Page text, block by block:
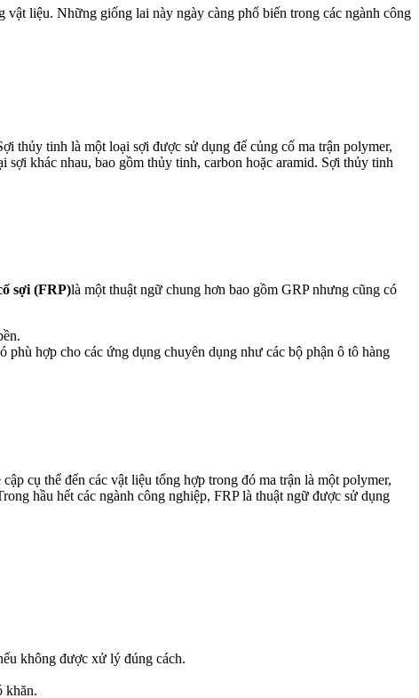
liệu. Những giống lai này ngày càng phổ biến trong các ngành công
thủy tinh là một loại sợi được sử dụng để củng cố ma trận polymer,
khác nhau, bao gồm thủy tinh, carbon hoặc aramid. Sợi thủy tinh
sợi (FRP)là một thuật ngữ chung hơn bao gồm GRP nhưng cũng có
hợp cho các ứng dụng chuyên dụng như các bộ phận ô tô hàng
cập cụ thể đến các vật liệu tổng hợp trong đó ma trận là một polymer,
hầu hết các ngành công nghiệp, FRP là thuật ngữ được sử dụng
không được xử lý đúng cách.
khăn.